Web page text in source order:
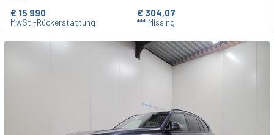
€ 15 990
MwSt.-Rückerstattung
€ 304,07
*** Missing